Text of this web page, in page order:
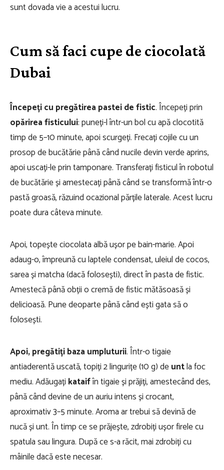
sunt dovada vie a acestui lucru.
Cum să faci cupe de ciocolată
Dubai
Începeți cu pregătirea pastei de fistic. Începeți prin
opărirea fisticului: puneți-l într-un bol cu apă clocotită
timp de 5–10 minute, apoi scurgeți. Frecați cojile cu un
prosop de bucătărie până când nucile devin verde aprins,
apoi uscați-le prin tamponare. Transferați fisticul în robotul
de bucătărie și amestecați până când se transformă într-o
pastă groasă, răzuind ocazional părțile laterale. Acest lucru
poate dura câteva minute.
Apoi, topește ciocolata albă ușor pe bain-marie. Apoi
adaug-o, împreună cu laptele condensat, uleiul de cocos,
sarea și matcha (dacă folosești), direct în pasta de fistic.
Amestecă până obții o cremă de fistic mătăsoasă și
delicioasă. Pune deoparte până când ești gata să o
folosești.
Apoi, pregătiți baza umpluturii. Într-o tigaie
antiaderentă uscată, topiți 2 lingurițe (10 g) deuntla foc
mediu. Adăugați kataifîn tigaie și prăjiți, amestecând des,
până când devine de un auriu intens și crocant,
aproximativ 3–5 minute. Aroma ar trebui să devină de
nucă și unt. În timp ce se prăjește, zdrobiți ușor firele cu
spatula sau lingura. După ce s-a răcit, mai zdrobiți cu
mâinile dacă este necesar.